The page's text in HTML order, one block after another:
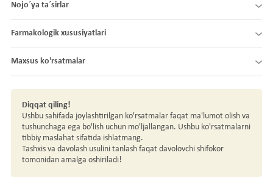
Nojo´ya ta´sirlar
Farmakologik xususiyatlari
Maxsus ko'rsatmalar
Diqqat qiling!
Ushbu sahifada joylashtirilgan ko'rsatmalar faqat ma'lumot olish va
tushunchaga ega bo'lish uchun mo'ljallangan. Ushbu ko'rsatmalarni
tibbiy maslahat sifatida ishlatmang.
Tashxis va davolash usulini tanlash faqat davolovchi shifokor
tomonidan amalga oshiriladi!